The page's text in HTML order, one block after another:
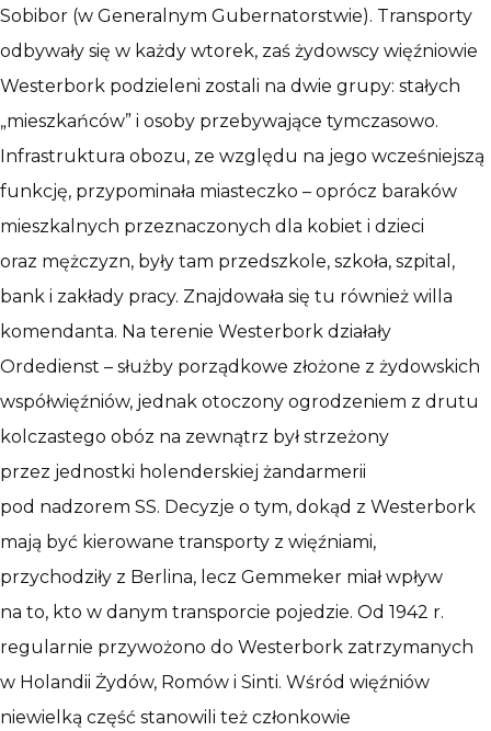
Sobibor (w Generalnym Gubernatorstwie). Transporty
odbywały się w każdy wtorek, zaś żydowscy więźniowie
Westerbork podzieleni zostali na dwie grupy: stałych
„mieszkańców” i osoby przebywające tymczasowo.
Infrastruktura obozu, ze względu na jego wcześniejszą
funkcję, przypominała miasteczko – oprócz baraków
mieszkalnych przeznaczonych dla kobiet i dzieci
oraz mężczyzn, były tam przedszkole, szkoła, szpital,
bank i zakłady pracy. Znajdowała się tu również willa
komendanta. Na terenie Westerbork działały
Ordedienst – służby porządkowe złożone z żydowskich
współwięźniów, jednak otoczony ogrodzeniem z drutu
kolczastego obóz na zewnątrz był strzeżony
przez jednostki holenderskiej żandarmerii
pod nadzorem SS. Decyzje o tym, dokąd z Westerbork
mają być kierowane transporty z więźniami,
przychodziły z Berlina, lecz Gemmeker miał wpływ
na to, kto w danym transporcie pojedzie. Od 1942 r.
regularnie przywożono do Westerbork zatrzymanych
w Holandii Żydów, Romów i Sinti. Wśród więźniów
niewielką część stanowili też członkowie